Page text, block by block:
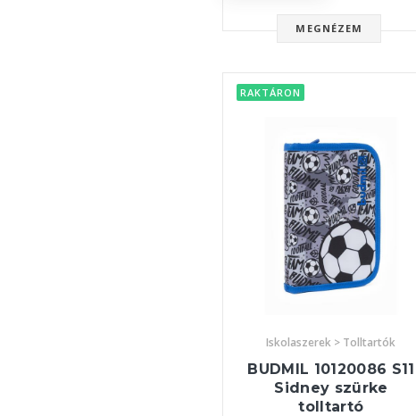
MEGNÉZEM
RAKTÁRON
Iskolaszerek > Tolltartók
BUDMIL 10120086 S11
Sidney szürke
tolltartó